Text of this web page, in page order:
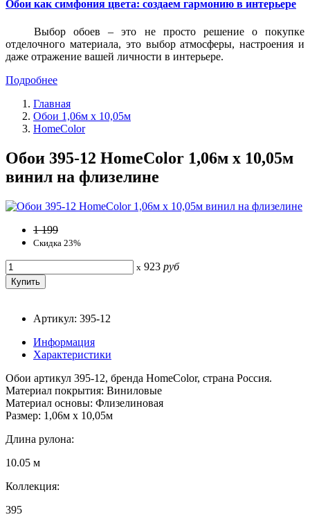
Обои как симфония цвета: создаем гармонию в интерьере
Выбор обоев – это не просто решение о покупке
отделочного материала, это выбор атмосферы, настроения и
даже отражение вашей личности в интерьере.
Подробнее
Главная
Обои 1,06м х 10,05м
HomeColor
Обои 395-12 HomeColor 1,06м х 10,05м
винил на флизелине
1 199
Скидка 23%
x 923 руб
Артикул: 395-12
Информация
Характеристики
Обои артикул 395-12, бренда HomeColor, страна Россия.
Материал покрытия: Виниловые
Материал основы: Флизелиновая
Размер: 1,06м х 10,05м
Длина рулона:
10.05 м
Коллекция:
395